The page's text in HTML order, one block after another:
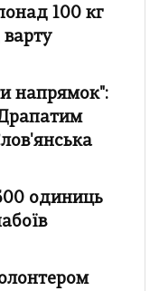
100 кг
варту
напрямок":
одиниць